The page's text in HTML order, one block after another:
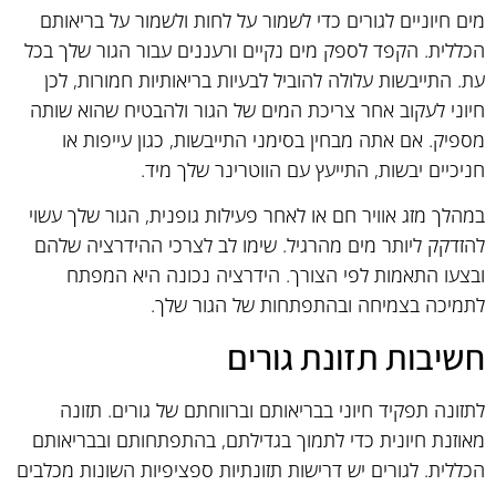
מים חיוניים לגורים כדי לשמור על לחות ולשמור על בריאותם
הכללית. הקפד לספק מים נקיים ורעננים עבור הגור שלך בכל
עת. התייבשות עלולה להוביל לבעיות בריאותיות חמורות, לכן
חיוני לעקוב אחר צריכת המים של הגור ולהבטיח שהוא שותה
מספיק. אם אתה מבחין בסימני התייבשות, כגון עייפות או
חניכיים יבשות, התייעץ עם הווטרינר שלך מיד.
במהלך מזג אוויר חם או לאחר פעילות גופנית, הגור שלך עשוי
להזדקק ליותר מים מהרגיל. שימו לב לצרכי ההידרציה שלהם
ובצעו התאמות לפי הצורך. הידרציה נכונה היא המפתח
לתמיכה בצמיחה ובהתפתחות של הגור שלך.
חשיבות תזונת גורים
לתזונה תפקיד חיוני בבריאותם וברווחתם של גורים. תזונה
מאוזנת חיונית כדי לתמוך בגדילתם, בהתפתחותם ובבריאותם
הכללית. לגורים יש דרישות תזונתיות ספציפיות השונות מכלבים